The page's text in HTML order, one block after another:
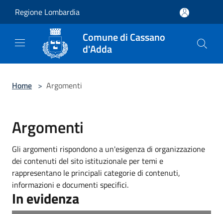
Regione Lombardia
Comune di Cassano
d'Adda
Home > Argomenti
Argomenti
Gli argomenti rispondono a un'esigenza di organizzazione
dei contenuti del sito istituzionale per temi e
rappresentano le principali categorie di contenuti,
informazioni e documenti specifici.
In evidenza